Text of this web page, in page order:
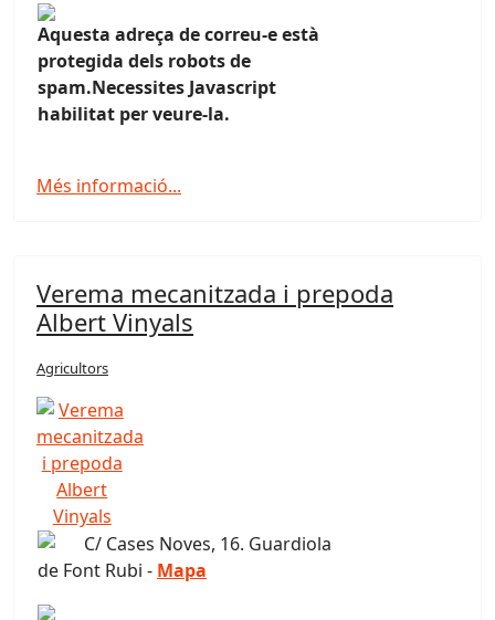
Aquesta adreça de correu-e està
protegida dels robots de
spam.Necessites Javascript
habilitat per veure-la.
Més informació...
Verema mecanitzada i prepoda
Albert Vinyals
Agricultors
C/ Cases Noves, 16. Guardiola
de Font Rubi - Mapa